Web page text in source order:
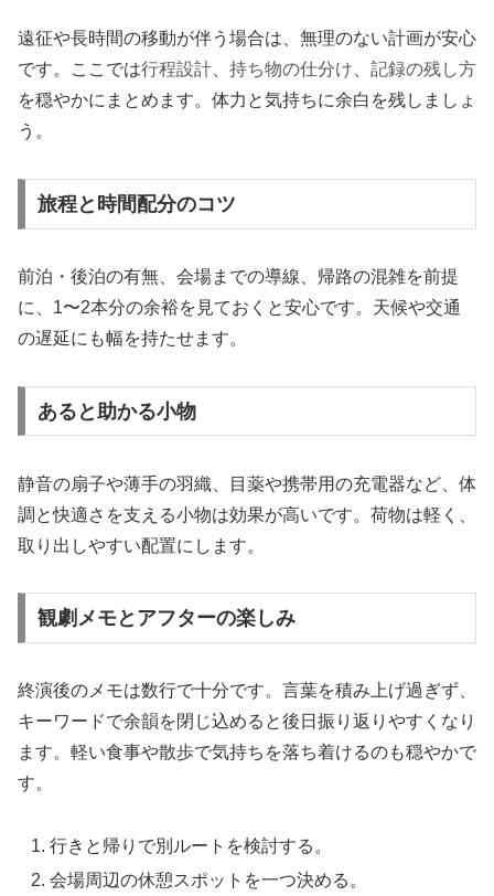
遠征や長時間の移動が伴う場合は、無理のない計画が安心
です。ここでは行程設計、 持ち物の仕分け、 記録の残し方
を穏やかにまとめます。体力と気持ちに余白を残しましょ
う。
旅程と時間配分のコツ
前泊・後泊の有無、会場までの導線、帰路の混雑を前提
に、1〜2本分の余裕を見ておくと安心です。天候や交通
の遅延にも幅を持たせます。
あると助かる小物
静音の扇子や薄手の羽織、目薬や携帯用の充電器など、体
調と快適さを支える小物は効果が高いです。荷物は軽く、
取り出しやすい配置にします。
観劇メモとアフターの楽しみ
終演後のメモは数行で十分です。言葉を積み上げ過ぎず、
キーワードで余韻を閉じ込めると後日振り返りやすくなり
ます。軽い食事や散歩で気持ちを落ち着けるのも穏やかで
す。
行きと帰りで別ルートを検討する。
会場周辺の休憩スポットを一つ決める。